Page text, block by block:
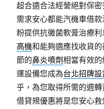
超合適合法經營絕對保
需求安心都能汽機車借
粉提供抗黴菌軟膏治療
高機和能夠適應找收貨
節的鼻炎噴劑相當有效
運設備您成為台北招牌設
乎，為您取得所需的週
借貸規優惠將是您安心